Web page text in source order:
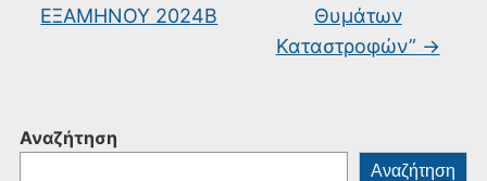
Αναζήτηση
Αναζήτηση
ΕΞΑΜΗΝΟΥ 2024Β
Θυμάτων
Καταστροφών” →